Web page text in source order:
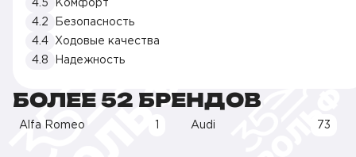
4.5
Комфорт
4.2
Безопасность
4.4
Ходовые качества
4.8
Надежность
БОЛЕЕ 52 БРЕНДОВ
Alfa Romeo Audi 73